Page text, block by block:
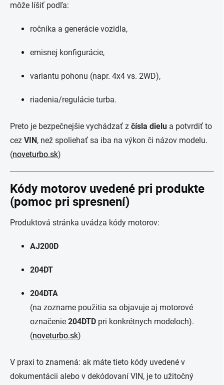
môže líšiť podľa:
ročníka a generácie vozidla,
emisnej konfigurácie,
variantu pohonu (napr. 4x4 vs. 2WD),
riadenia/regulácie turba.
Preto je bezpečnejšie vychádzať z čísla dielu a potvrdiť to
cez VIN, než spoliehať sa iba na výkon či názov modelu.
(noveturbo.sk)
Kódy motorov uvedené pri produkte
(pomoc pri spresnení)
Produktová stránka uvádza kódy motorov:
AJ200D
204DT
204DTA
(na zozname použitia sa objavuje aj motorové
označenie 204DTD pri konkrétnych modeloch).
(noveturbo.sk)
V praxi to znamená: ak máte tieto kódy uvedené v
dokumentácii alebo v dekódovaní VIN, je to užitočný